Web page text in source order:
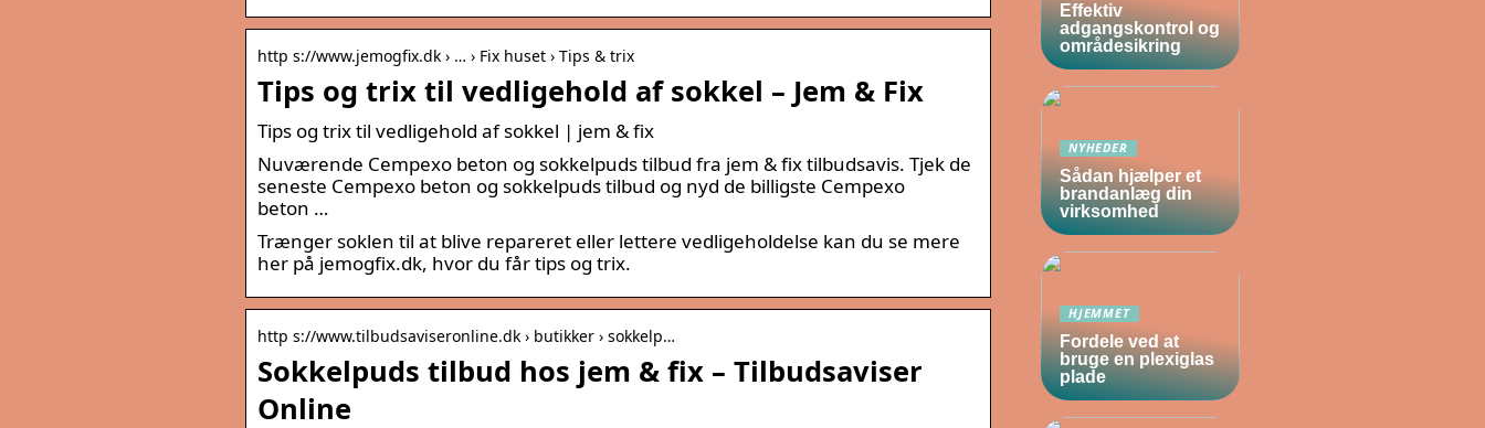
http s://www.jemogfix.dk › … › Fix huset › Tips & trix
Tips og trix til vedligehold af sokkel – Jem & Fix
Tips og trix til vedligehold af sokkel | jem & fix
Nuværende Cempexo beton og sokkelpuds tilbud fra jem & fix tilbudsavis. Tjek de
seneste Cempexo beton og sokkelpuds tilbud og nyd de billigste Cempexo
beton …
Trænger soklen til at blive repareret eller lettere vedligeholdelse kan du se mere
her på jemogfix.dk, hvor du får tips og trix.
http s://www.tilbudsaviseronline.dk › butikker › sokkelp…
Sokkelpuds tilbud hos jem & fix – Tilbudsaviser
Online
Effektiv
adgangskontrol og
områdesikring
NYHEDER
Sådan hjælper et
brandanlæg din
virksomhed
HJEMMET
Fordele ved at
bruge en plexiglas
plade